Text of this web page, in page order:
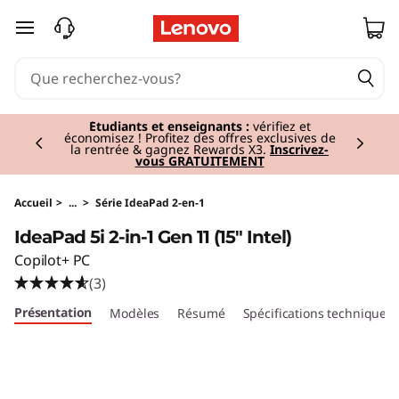
P
a
d
5
passer au contenu principal
Tablettes haut de gamme IPersonnelles,
puissantes, portables.Acheter maintenant
Currently displaying item 3 of 3
Accueil > ... > Série IdeaPad 2-en-1
IdeaPad 5i 2-in-1 Gen 11 (15" Intel)
Copilot+ PC
(3)
Présentation Modèles Résumé Spécifications techniques